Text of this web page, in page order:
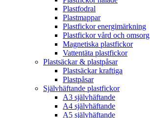
Plastfodral
Plastmappar
Plastfickor energimärkning
Plastfickor vård och omsorg
Magnetiska plastfickor
Vattentäta plastfickor
Plastsäckar & plastpåsar
Plastsäckar kraftiga
Plastpåsar
Självhäftande plastfickor
A3 självhäftande
A4 självhäftande
A5 självhäftande